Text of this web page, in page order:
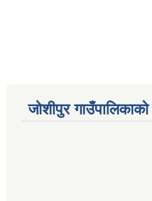
जोशीपुर